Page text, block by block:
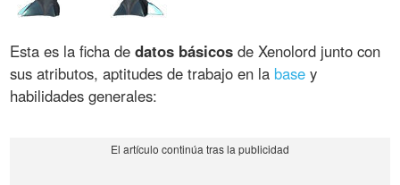
Esta es la ficha dedatos básicos de Xenolord junto con
sus atributos, aptitudes de trabajo en la base y
habilidades generales: